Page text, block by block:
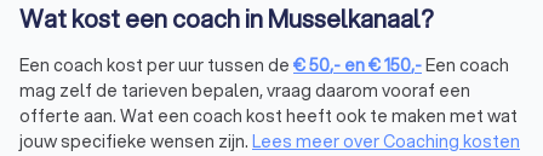
Wat kost een coach in Musselkanaal?
Een coach kost per uur tussen de €50,- en€150,-Een coach
mag zelf de tarieven bepalen, vraag daarom vooraf een
offerte aan. Wat een coach kost heeft ook te maken met wat
jouw specifieke wensen zijn. Lees meer over Coaching kosten